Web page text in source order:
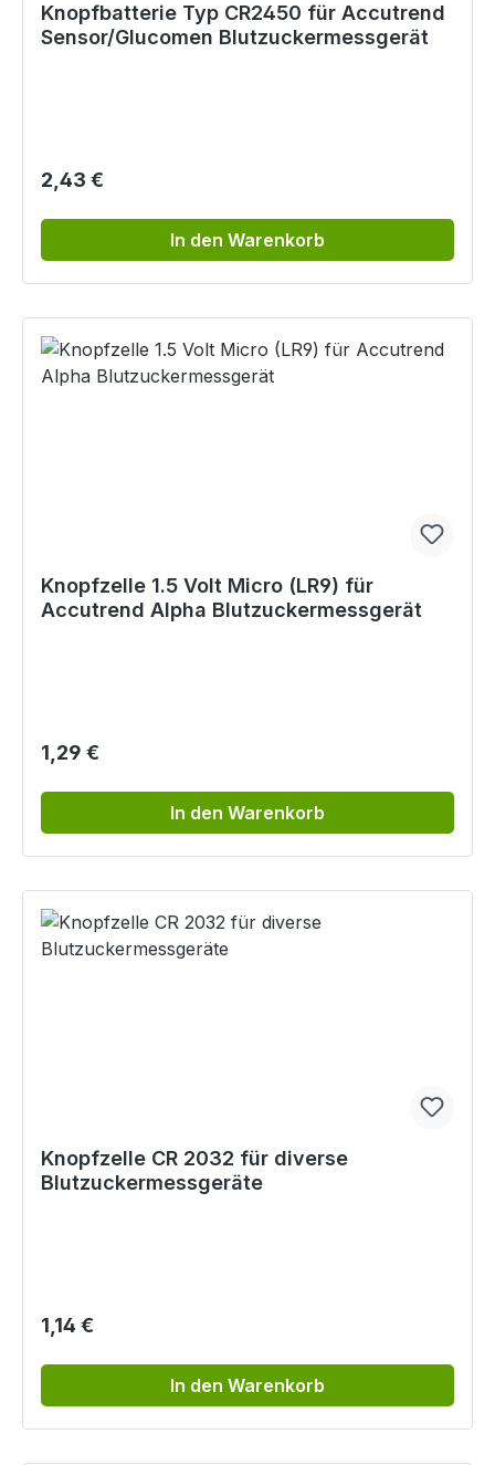
Knopfbatterie Typ CR2450 für Accutrend
Sensor/Glucomen Blutzuckermessgerät
Regulärer Preis:
2,43 €
In den Warenkorb
Knopfzelle 1.5 Volt Micro (LR9) für
Accutrend Alpha Blutzuckermessgerät
Regulärer Preis:
1,29 €
In den Warenkorb
Knopfzelle CR 2032 für diverse
Blutzuckermessgeräte
Regulärer Preis:
1,14 €
In den Warenkorb